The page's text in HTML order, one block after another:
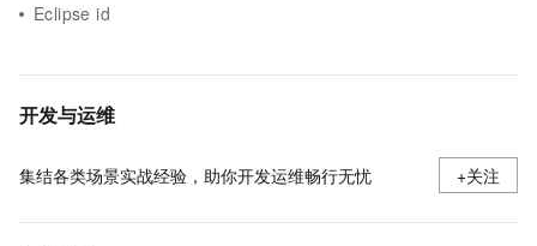
Eclipse id
开发与运维
集结各类场景实战经验，助你开发运维畅行无忧 +关注